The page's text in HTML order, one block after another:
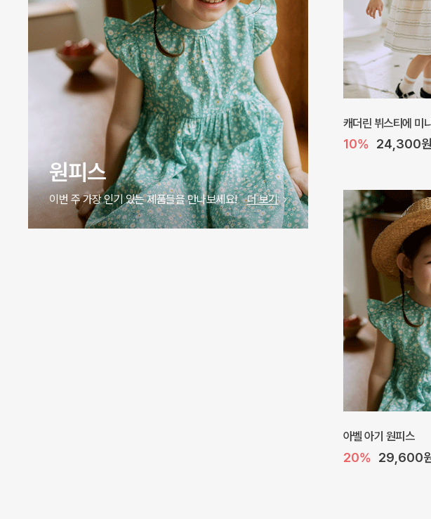
바디슈트
이번 주 가장 인기 있는 제품들을 만나보세요! 더 보기
오드 바디수트
10% 27,900원
네로 바디수트
10% 32,400